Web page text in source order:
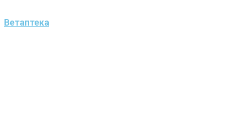
Ветаптека